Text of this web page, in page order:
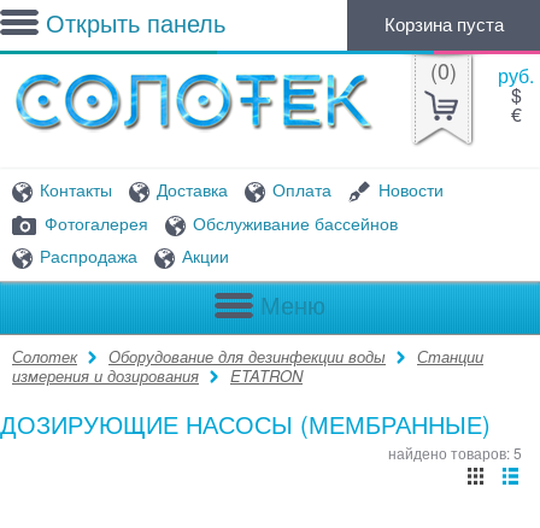
Открыть панель Корзина пуста
(0) руб.
$
€
Контакты Доставка Оплата
Новости
Фотогалерея
Обслуживание бассейнов
Распродажа
Акции
Меню
Солотек Оборудование для дезинфекции воды
Станции
измерения и дозирования
ETATRON
ДОЗИРУЮЩИЕ НАСОСЫ (МЕМБРАННЫЕ)
найдено товаров: 5